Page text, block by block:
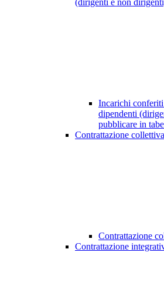
(dirigenti e non
Incarichi
dipendenti
pubblicare in
Contrattazione collettiva
Contrattazione
Contrattazione